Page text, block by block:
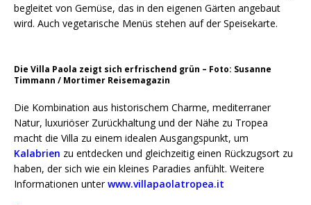
begleitet von Gemüse, das in den eigenen Gärten angebaut
wird. Auch vegetarische Menüs stehen auf der Speisekarte.
Die Villa Paola zeigt sich erfrischend grün – Foto: Susanne
Timmann / Mortimer Reisemagazin
Die Kombination aus historischem Charme, mediterraner
Natur, luxuriöser Zurückhaltung und der Nähe zu Tropea
macht die Villa zu einem idealen Ausgangspunkt, um
Kalabrien zu entdecken und gleichzeitig einen Rückzugsort zu
haben, der sich wie ein kleines Paradies anfühlt. Weitere
Informationen unterwww.villapaolatropea.it